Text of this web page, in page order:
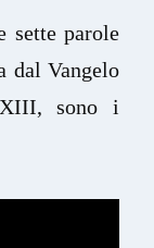
sette parole
dal Vangelo
sono i